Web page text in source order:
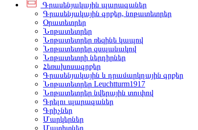
Գրասենյակային պարագաներ
Գրասենյակային գրքեր, նոթատետրեր
Օրատետրեր
Նոթատետրեր
Նոթատետրեր ռեզինե կապով
Նոթատետրեր զսպանակով
Նոթատետրի ներդիրներ
Հեռախոսագրքեր
Գրասենյակային և դրամարկղային գրքեր
Նոթատետրեր Leuchtturm1917
Նոթատետրեր նվերային տուփով
Գրելու պարագաներ
Գրիչներ
Մարկերներ
Մատիտներ